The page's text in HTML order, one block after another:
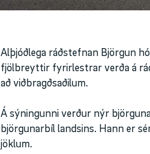
Alþjóðlega ráðstefnan Björgun
fjölbreyttir fyrirlestrar verða á
að viðbragðsaðilum.
Á sýningunni verður nýr
björgunarbíl landsins. Hann er
jöklum.